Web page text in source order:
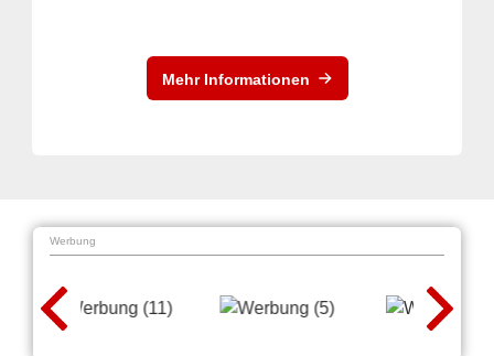
Mehr Informationen
Werbung